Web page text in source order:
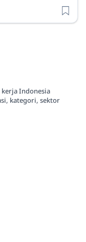
Indonesia
kategori, sektor